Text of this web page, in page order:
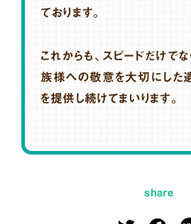
ております。
これからも、スピードだけで
族様への敬意を大切にした
を提供し続けてまいります。
share